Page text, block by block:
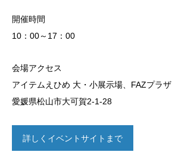
開催時間
10：00～17：00
会場アクセス
アイテムえひめ 大・小展示場、FAZプラザ
愛媛県松山市大可賀2-1-28
詳しくイベントサイトまで